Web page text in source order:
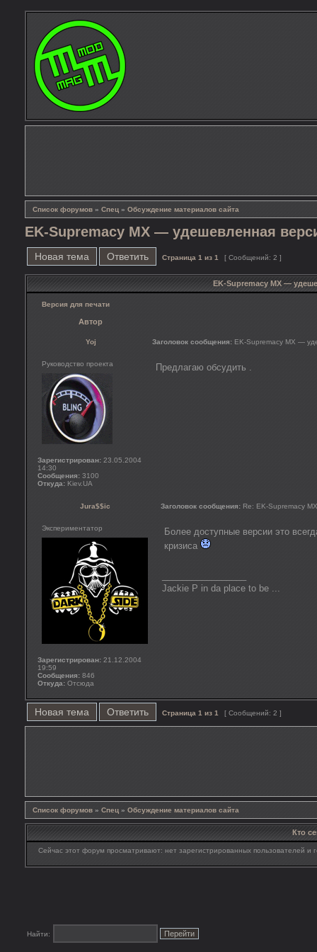
Список форумов » Спец » Обсуждение материалов сайта
EK-Supremacy MX — удешевленная
Новая тема Ответить Страница 1 из 1 [ Сообщений: 2 ]
EK-Supremacy MX —
Версия для печати
Автор
Yoj Заголовок сообщения: EK-Supremacy MX —
Руководство проекта
Зарегистрирован: 23.05.2004
14:30
Сообщения: 3100
Откуда: Kiev.UA
Предлагаю обсудить .
Jura$$ic Заголовок сообщения: Re: EK-Supremacy
Экспериментатор
Зарегистрирован: 21.12.2004
19:59
Сообщения: 846
Откуда: Отсюда
Более доступные версии это
кризиса
Jackie P in da place to be ...
Новая тема Ответить Страница 1 из 1 [ Сообщений: 2 ]
Список форумов » Спец » Обсуждение материалов сайта
Кто
Сейчас этот форум просматривают: нет зарегистрированных пользователей и
Найти: